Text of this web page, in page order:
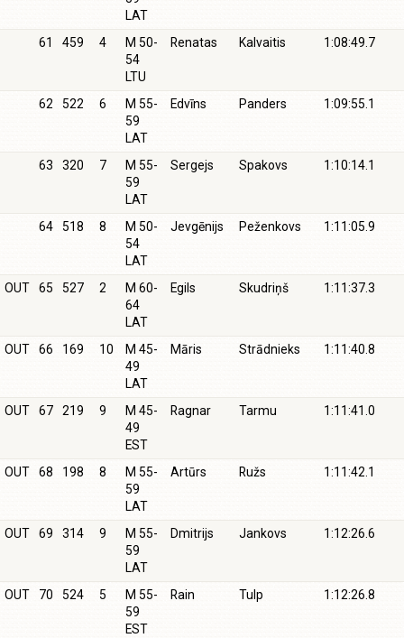
LAT
61 459 4
M 50-
54
LTU
Renatas Kalvaitis 1:08:49.7
62 522 6
M 55-
59
LAT
Edvīns Panders 1:09:55.1
63 320 7
M 55-
59
LAT
Sergejs Spakovs 1:10:14.1
64 518 8
M 50-
54
LAT
Jevgēnijs Peženkovs 1:11:05.9
OUT 65 527 2
M 60-
64
LAT
Egils Skudriņš 1:11:37.3
OUT 66 169 10
M 45-
49
LAT
Māris Strādnieks 1:11:40.8
OUT 67 219 9
M 45-
49
EST
Ragnar Tarmu 1:11:41.0
OUT 68 198 8
M 55-
59
LAT
Artūrs Ružs 1:11:42.1
OUT 69 314 9
M 55-
59
LAT
Dmitrijs Jankovs 1:12:26.6
OUT 70 524 5
M 55-
59
EST
Rain Tulp 1:12:26.8